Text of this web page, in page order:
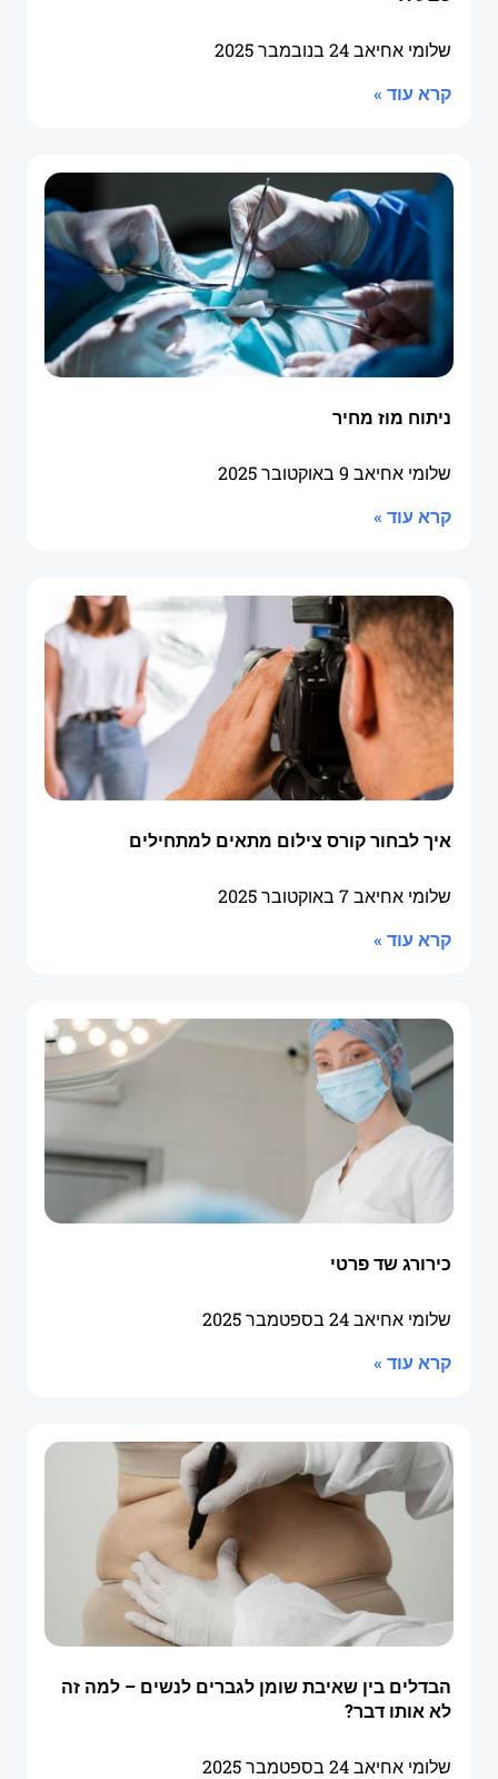
שלומי אחיאב24 בנובמבר 2025
קרא עוד »
ניתוח מוז מחיר
שלומי אחיאב 9 באוקטובר 2025
קרא עוד »
איך לבחור קורס צילום מתאים למתחילים
שלומי אחיאב7 באוקטובר 2025
קרא עוד »
כירורג שד פרטי
שלומי אחיאב24 בספטמבר 2025
קרא עוד »
הבדלים בין שאיבת שומן לגברים לנשים – למה זה
לא אותו דבר?
שלומי אחיאב24 בספטמבר 2025